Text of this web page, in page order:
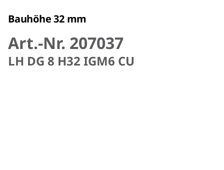
Bauhöhe 32 mm
Art.-Nr. 207037
LH DG 8 H32 IGM6 CU